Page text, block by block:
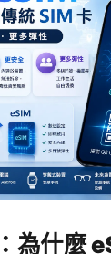
為什麼